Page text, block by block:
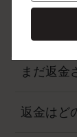
返品に
まだ返金
返金はど